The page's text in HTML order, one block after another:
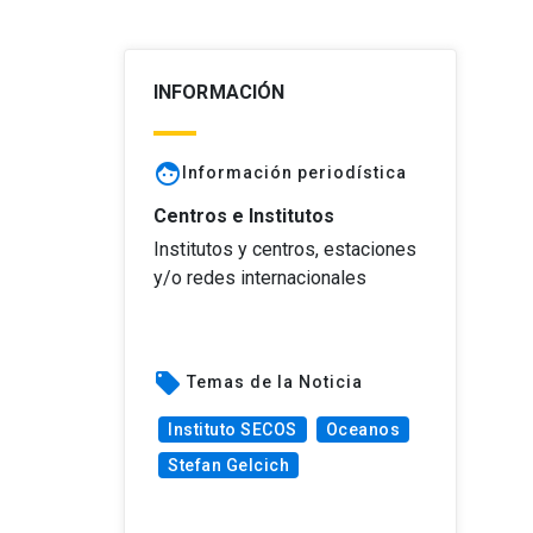
INFORMACIÓN
face Información periodística
Centros e Institutos
Institutos y centros, estaciones
y/o redes internacionales
local_offer Temas de la Noticia
Instituto SECOS
Oceanos
Stefan Gelcich